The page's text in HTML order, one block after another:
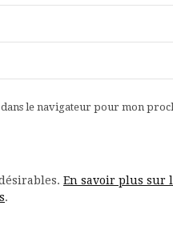
le navigateur pour mon
En savoir plus sur
.